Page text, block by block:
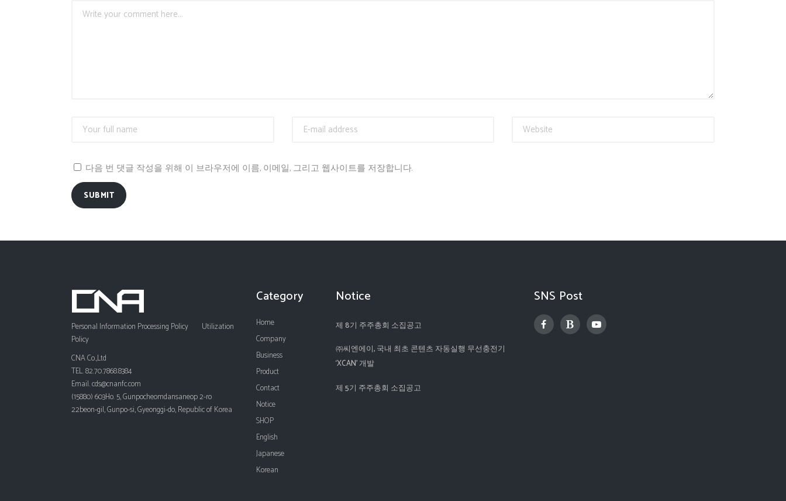
다음 번 댓글 작성을 위해 이 브라우저에 이름, 이메일, 그리고 웹사이트를 저장합니다.
SUBMIT
Personal Information Processing Policy
Utilization
Policy
CNA Co.,Ltd
TEL. 82.70.7868.8384
Email. cds@cnanfc.com
(15880) 603Ho. 5, Gunpocheomdansaneop 2-ro
22beon-gil, Gunpo-si, Gyeonggi-do, Republic of Korea
Category
Home
Company
Business
Product
Contact
Notice
SHOP
English
Japanese
Korean
Notice
제 8기 주주총회 소집공고
㈜씨엔에이, 국내 최초 콘텐츠 자동실행 무선충전기
‘XCAN’ 개발
제 5기 주주총회 소집공고
SNS Post